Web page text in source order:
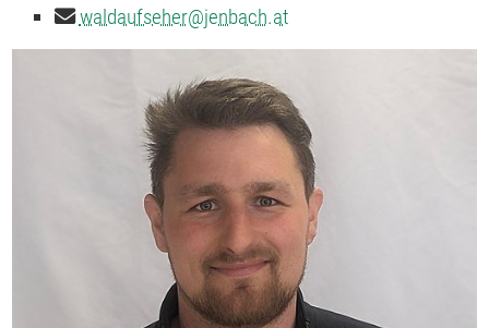
waldaufseher@jenbach.at